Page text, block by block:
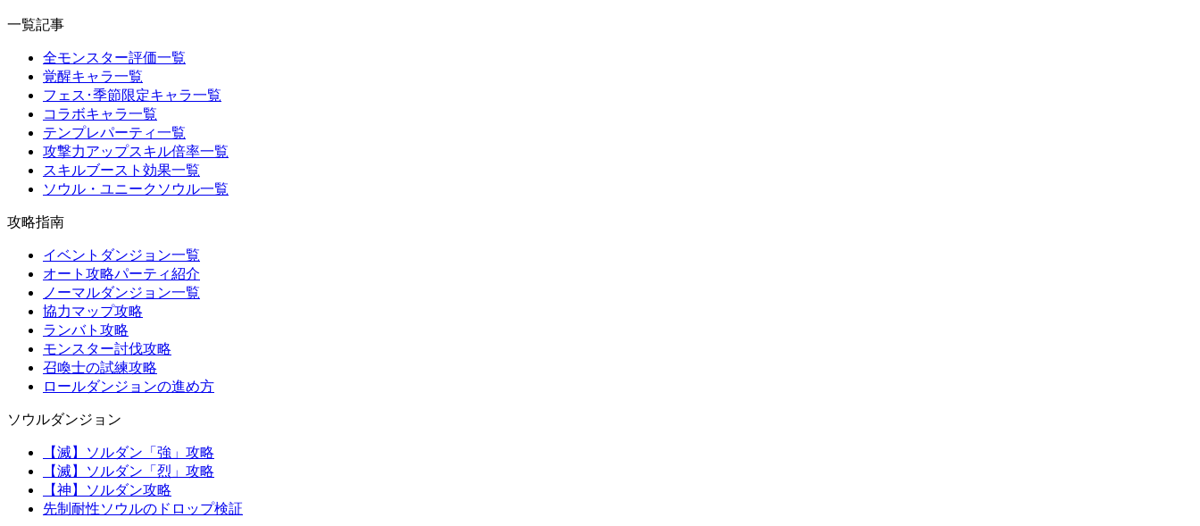
一覧記事
全モンスター評価一覧
覚醒キャラ一覧
フェス･季節限定キャラ一覧
コラボキャラ一覧
テンプレパーティ一覧
攻撃力アップスキル倍率一覧
スキルブースト効果一覧
ソウル・ユニークソウル一覧
攻略指南
イベントダンジョン一覧
オート攻略パーティ紹介
ノーマルダンジョン一覧
協力マップ攻略
ランバト攻略
モンスター討伐攻略
召喚士の試練攻略
ロールダンジョンの進め方
ソウルダンジョン
【滅】ソルダン「強」攻略
【滅】ソルダン「烈」攻略
【神】ソルダン攻略
先制耐性ソウルのドロップ検証